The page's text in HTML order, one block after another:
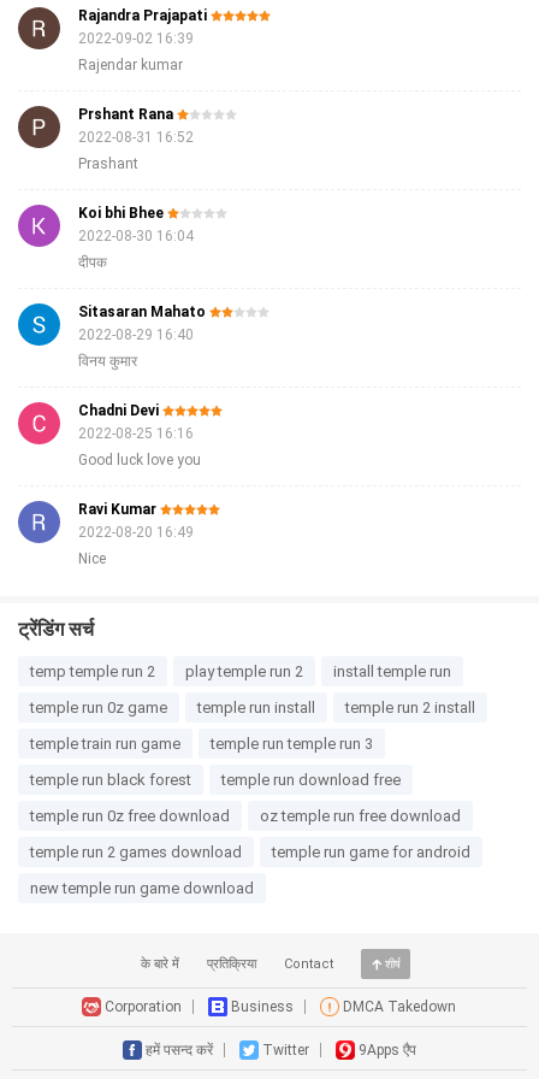
Rajandra Prajapati
2022-09-02 16:39
Rajendar kumar
Prshant Rana
2022-08-31 16:52
Prashant
Koi bhi Bhee
2022-08-30 16:04
दीपक
Sitasaran Mahato
2022-08-29 16:40
विनय कुमार
Chadni Devi
2022-08-25 16:16
Good luck love you
Ravi Kumar
2022-08-20 16:49
Nice
ट्रेंडिंग सर्च
temp temple run 2 play temple run 2
install temple run
temple run 0z game
temple run install
temple run 2 install
temple train run game
temple run temple run 3
temple run black forest
temple run download free
temple run 0z free download
oz temple run free download
temple run 2 games download
temple run game for android
new temple run game download
के बारे में प्रतिक्रिया Contact शीर्ष
Corporation Business DMCA Takedown
हमें पसन्द करें Twitter 9Apps एैप